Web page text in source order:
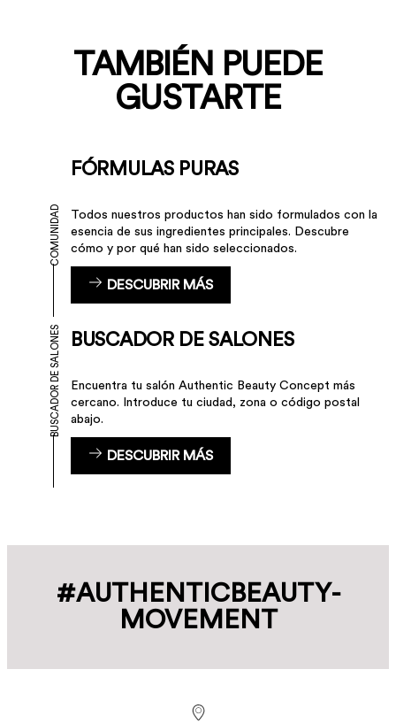
TAMBIÉN PUEDE
GUSTARTE
FÓRMULAS PURAS
Todos nuestros productos han sido formulados con la
esencia de sus ingredientes principales. Descubre
cómo y por qué han sido seleccionados.
DESCUBRIR MÁS
COMUNIDAD
BUSCADOR DE SALONES
Encuentra tu salón Authentic Beauty Concept más
cercano. Introduce tu ciudad, zona o código postal
abajo.
DESCUBRIR MÁS
BUSCADOR DE SALONES
#AUTHENTIC­BEAUTY­
MOVEMENT